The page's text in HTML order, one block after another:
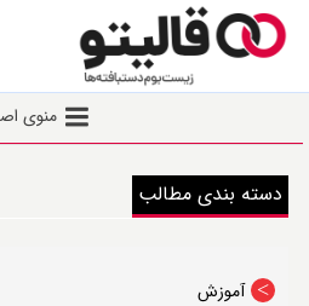
منوی
Toggle
دسته بندی مطالب
آموزش